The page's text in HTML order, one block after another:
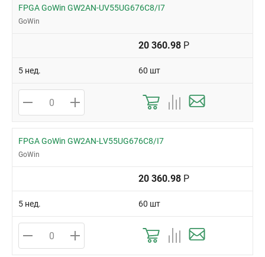
FPGA GoWin GW2AN-UV55UG676C8/I7
GoWin
20 360.98 Р
5 нед. 60 шт
FPGA GoWin GW2AN-LV55UG676C8/I7
GoWin
20 360.98 Р
5 нед. 60 шт